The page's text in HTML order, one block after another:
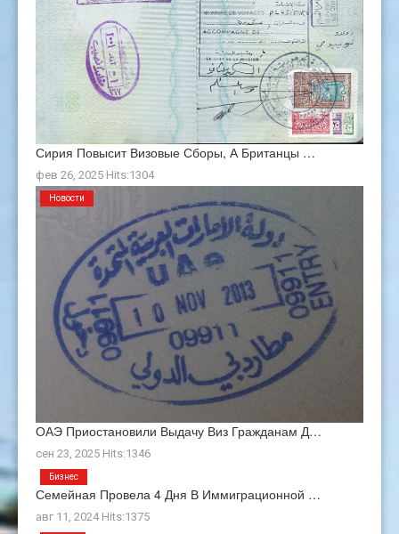
Сирия Повысит Визовые Сборы, А Британцы …
фев 26, 2025 Hits:1304
ОАЭ Приостановили Выдачу Виз Гражданам Д…
сен 23, 2025 Hits:1346
Новости
Семейная Провела 4 Дня В Иммиграционной …
авг 11, 2024 Hits:1375
Бизнес